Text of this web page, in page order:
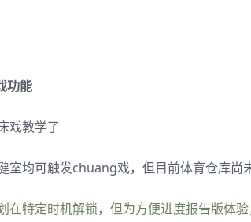
功能
戏教学了
室均可触发chuang戏，但目前体育仓库尚
在特定时机解锁，但为方便进度报告版体